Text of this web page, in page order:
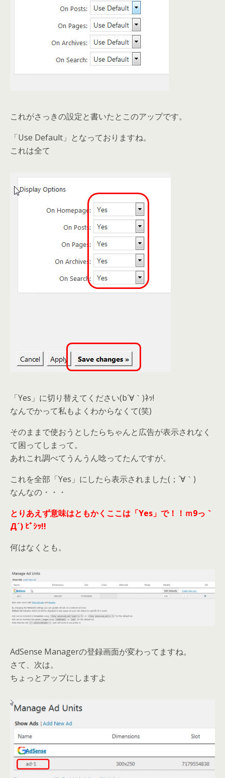
これがさっきの設定と書いたとこのアップです。
「Use Default」となっておりますね。
これは全て
「Yes」に切り替えてください(b´∀｀)ﾈｯ!
なんでかって私もよくわからなくて(笑)
そのままで使おうとしたらちゃんと広告が表示されなく
て困ってしまって。
あれこれ調べてうんうん唸ってたんですが。
これを全部「Yes」にしたら表示されました(；´∀｀)
なんなの・・・
とりあえず意味はともかくここは「Yes」で！！ｍ9っ｀
Д´) ﾋﾞｼｯ!!
何はなくとも。
AdSense Managerの登録画面が変わってますね。
さて、次は。
ちょっとアップにしますよ